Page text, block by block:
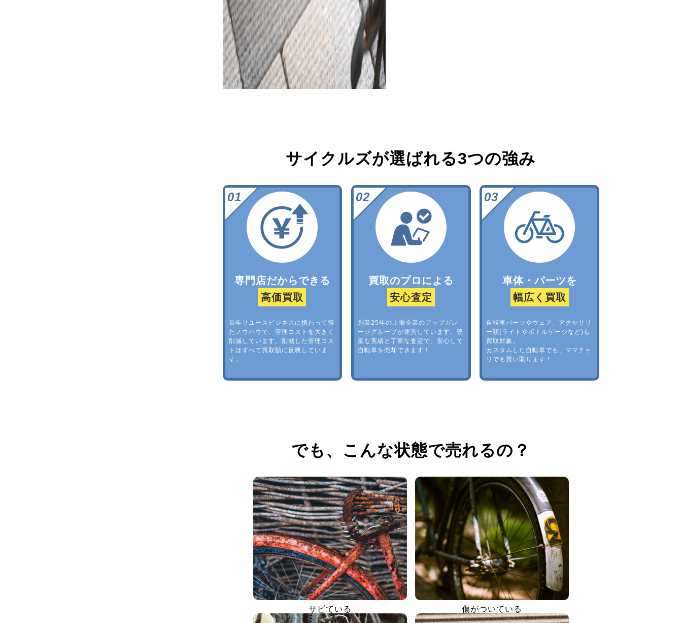
サイクルズが選ばれる3つの強み
専門店だからできる
高価買取
長年リユースビジネスに携わって得
たノウハウで、管理コストを大きく
削減しています。削減した管理コス
トはすべて買取額に反映していま
す。
買取のプロによる
安心査定
創業25年の上場企業のアップガレ
ージグループが運営しています。豊
富な実績と丁寧な査定で、安心して
自転車を売却できます！
車体・パーツを
幅広く買取
自転車パーツやウェア、アクセサリ
ー類(ライトやボトルゲージなど)も
買取対象。
カスタムした自転車でも、ママチャ
リでも買い取ります！
でも、 こんな状態で売れるの？
サビている 傷がついている